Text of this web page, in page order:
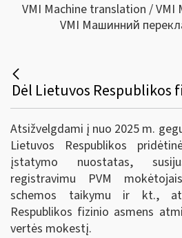
VMI Machine translation /
VMI Машинний
Atsižvelgdami į nuo 2025 m.
Lietuvos Respublikos
įstatymo nuostatas,
registravimu PVM
schemos taikymu ir kt.,
Respublikos fizinio asmens
vertės mokestį.